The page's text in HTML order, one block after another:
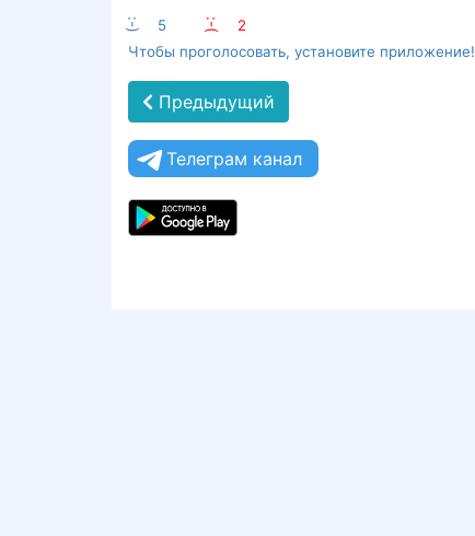
:-) 5 :-(
2
Чтобы проголосовать, установите приложение!
Предыдущий
Телеграм канал